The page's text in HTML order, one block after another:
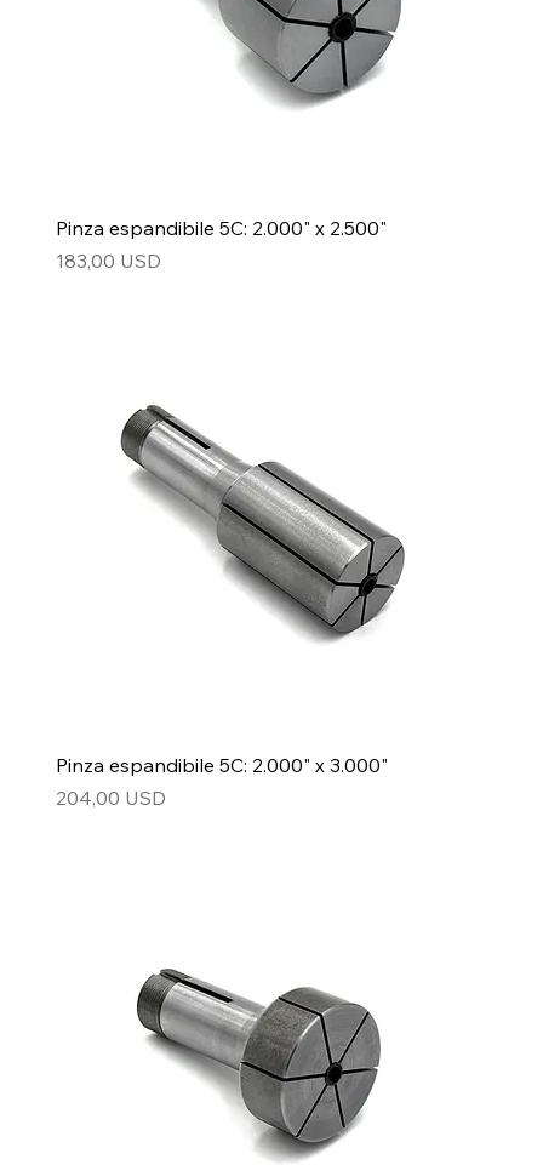
Pinza espandibile 5C: 2.000" x 2.500"
Prezzo
183,00 USD
Pinza espandibile 5C: 2.000" x 3.000"
Prezzo
204,00 USD